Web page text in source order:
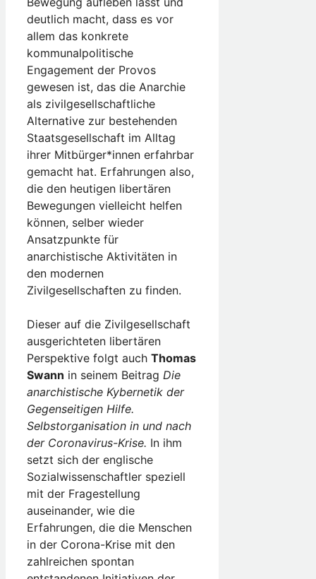
deutlich macht, dass es vor
allem das konkrete
kommunalpolitische
Engagement der Provos
gewesen ist, das die Anarchie
als zivilgesellschaftliche
Alternative zur bestehenden
Staatsgesellschaft im Alltag
ihrer Mitbürger*innen erfahrbar
gemacht hat. Erfahrungen also,
die den heutigen libertären
Bewegungen vielleicht helfen
können, selber wieder
Ansatzpunkte für
anarchistische Aktivitäten in
den modernen
Zivilgesellschaften zu finden.
Dieser auf die Zivilgesellschaft
ausgerichteten libertären
Perspektive folgt auch Thomas
Swann in seinem Beitrag Die
anarchistische Kybernetik der
Gegenseitigen Hilfe.
Selbstorganisation in und nach
der Coronavirus-Krise. In ihm
setzt sich der englische
Sozialwissenschaftler speziell
mit der Fragestellung
auseinander, wie die
Erfahrungen, die die Menschen
in der Corona-Krise mit den
zahlreichen spontan